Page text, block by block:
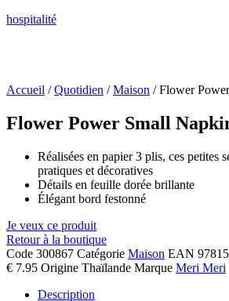
hospitalité
Accueil /Quotidien /Maison / Flower
Flower Power Small
Réalisées en papier 3 plis, ces petites
pratiques et décoratives
Détails en feuille dorée brillante
Élégant bord festonné
Je veux ce produit
Retour à la boutique
Code 300867 Catégorie Maison EAN
€ 7.95 Origine Thaïlande Marque Meri Meri
Description